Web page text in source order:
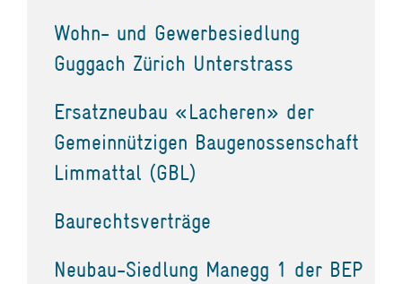
Wohn- und Gewerbesiedlung
Guggach Zürich Unterstrass
Ersatzneubau «Lacheren» der
Gemeinnützigen Baugenossenschaft
Limmattal (GBL)
Baurechtsverträge
Neubau-Siedlung Manegg 1 der BEP